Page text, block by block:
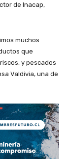
de Inacap,
muchos
que
y pescados
Valdivia, una de